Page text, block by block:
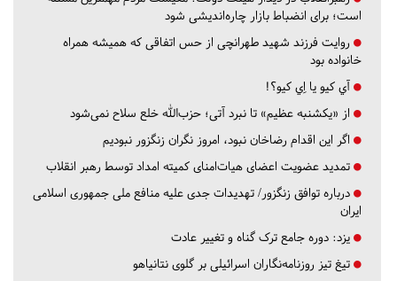
است؛ برای انضباط بازار چاره‌اندیشی شود
روایت فرزند شهید طهرانچی از حس اتفاقی که همیشه همراه
خانواده بود
آي كيو يا اِي كيو؟!
از «یکشنبه عظیم» تا نبرد آتی؛ حزب‌الله خلع سلاح نمی‌شود
اگر این اقدام رضاخان نبود، امروز نگران زنگزور نبودیم
تمدید عضویت اعضای هیات‌امنای کمیته امداد توسط رهبر انقلاب
درباره توافق زنگزور/ تهدیدات جدی علیه منافع ملی جمهوری اسلامی
ایران
یزد: دوره جامع ترک گناه و تغییر عادت
تیغ تیز روزنامه‌نگاران اسرائیلی بر گلوی نتانیاهو